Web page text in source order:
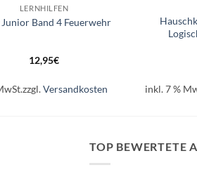
LERNHILFEN
Band 4 Feuerwehr
12,95€
zzgl.Versandkosten inkl. 7 %
TOP BEWERTETE